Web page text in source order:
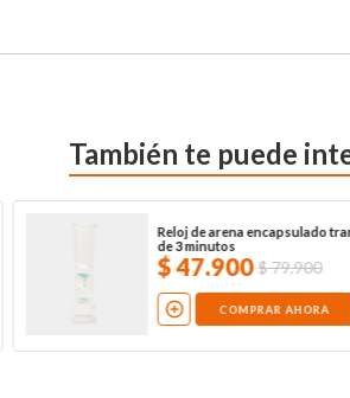
También te puede
Reloj de arena encapsulado
de 3 minutos
$47.900 $79.900
COMPRAR AHORA